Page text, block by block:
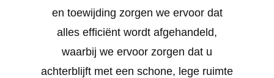
en toewijding zorgen we ervoor dat
alles efficiënt wordt afgehandeld,
waarbij we ervoor zorgen dat u
achterblijft met een schone, lege ruimte